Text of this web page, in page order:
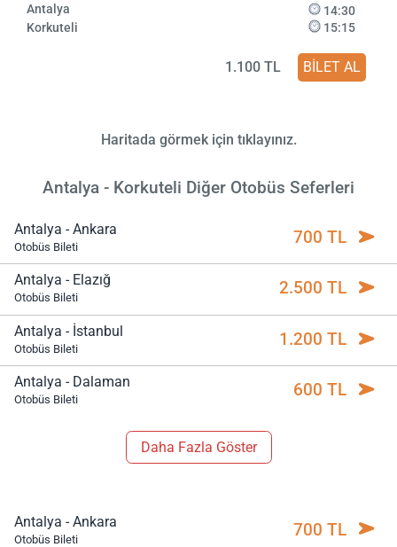
Antalya
Korkuteli
14:30
15:15
1.100 TL BİLET AL
Haritada görmek için tıklayınız.
Antalya - Korkuteli Diğer Otobüs Seferleri
Antalya - Ankara
Otobüs Bileti 700 TL
Antalya - Elazığ
Otobüs Bileti 2.500 TL
Antalya - İstanbul
Otobüs Bileti 1.200 TL
Antalya - Dalaman
Otobüs Bileti 600 TL
Daha Fazla Göster
Antalya - Ankara
Otobüs Bileti 700 TL